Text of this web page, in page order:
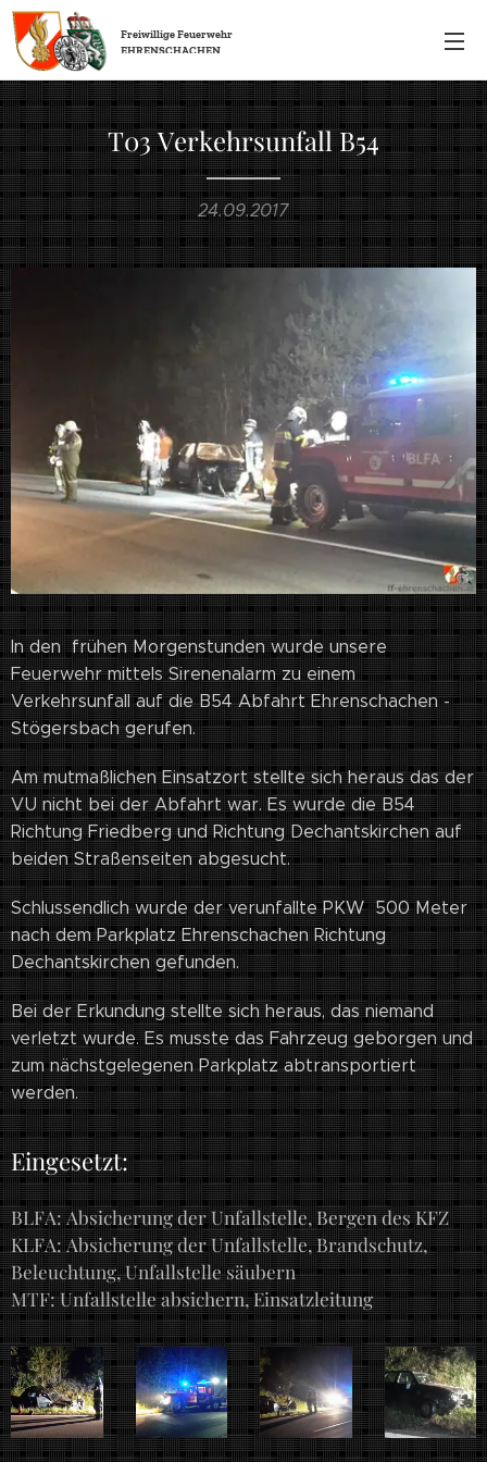
FreiwilligeFeuerwehr
EHRENSCHACHEN
T03 Verkehrsunfall B54
24.09.2017
In den frühen Morgenstunden wurde unsere
Feuerwehr mittels Sirenenalarm zu einem
Verkehrsunfall auf die B54 Abfahrt Ehrenschachen -
Stögersbach gerufen.
Am mutmaßlichen Einsatzort stellte sich heraus das der
VU nicht bei der Abfahrt war. Es wurde die B54
Richtung Friedberg und Richtung Dechantskirchen auf
beiden Straßenseiten abgesucht.
Schlussendlich wurde der verunfallte PKW 500 Meter
nach dem Parkplatz Ehrenschachen Richtung
Dechantskirchen gefunden.
Bei der Erkundung stellte sich heraus, das niemand
verletzt wurde. Es musste das Fahrzeug geborgen und
zum nächstgelegenen Parkplatz abtransportiert
werden.
Eingesetzt:
BLFA: Absicherung der Unfallstelle, Bergen des KFZ
KLFA: Absicherung der Unfallstelle, Brandschutz,
Beleuchtung, Unfallstelle säubern
MTF: Unfallstelle absichern, Einsatzleitung